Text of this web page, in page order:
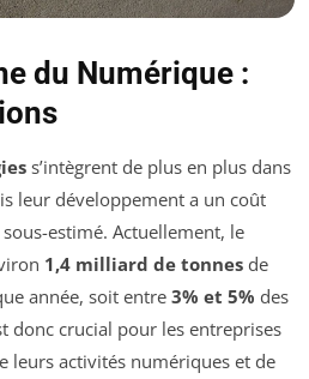
du Numérique :
s’intègrent de plus en plus dans
leur développement a un coût
estimé. Actuellement, le
1,4 milliard de tonnes de
année, soit entre3% et 5% des
donc crucial pour les entreprises
leurs activités numériques et de